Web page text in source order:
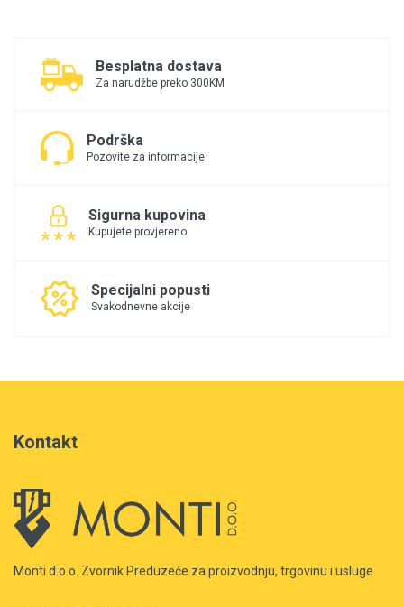
Besplatna dostava
Za narudžbe preko 300KM
Podrška
Pozovite za informacije
Sigurna kupovina
Kupujete provjereno
Specijalni popusti
Svakodnevne akcije
Kontakt
Monti d.o.o. Zvornik Preduzeće za proizvodnju, trgovinu i usluge.